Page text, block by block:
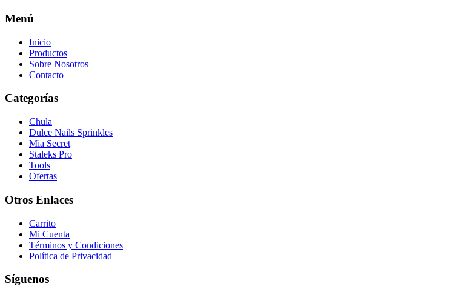
Menú
Inicio
Productos
Sobre Nosotros
Contacto
Categorías
Chula
Dulce Nails Sprinkles
Mia Secret
Staleks Pro
Tools
Ofertas
Otros Enlaces
Carrito
Mi Cuenta
Términos y Condiciones
Política de Privacidad
Síguenos